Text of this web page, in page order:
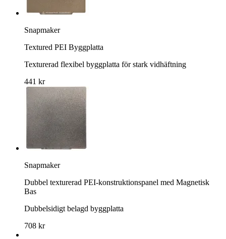
Snapmaker
Textured PEI Byggplatta
Texturerad flexibel byggplatta för stark vidhäftning
441 kr
Snapmaker
Dubbel texturerad PEI-konstruktionspanel med Magnetisk
Bas
Dubbelsidigt belagd byggplatta
708 kr